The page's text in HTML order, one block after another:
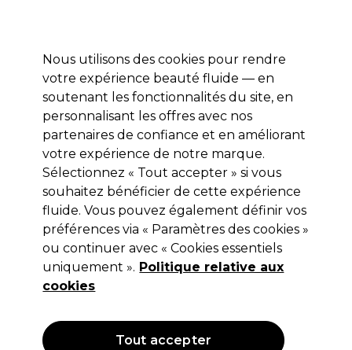
Se connecter
Marques Bons plans Coiffure Electro et Matériel
Livraison et délais
lire la suite
Sebastian Professional
Sebastian Professional Hydre
Masque Traitement 500ml
(0)
30,60 €51,00 €
Nous utilisons des cookies pour rendre
votre expérience beauté fluide — en
soutenant les fonctionnalités du site, en
personnalisant les offres avec nos
partenaires de confiance et en améliorant
votre expérience de notre marque.
Sélectionnez « Tout accepter » si vous
souhaitez bénéficier de cette expérience
fluide. Vous pouvez également définir vos
préférences via « Paramètres des cookies »
ou continuer avec « Cookies essentiels
uniquement ». Politique relative aux
cookies
Tout accepter